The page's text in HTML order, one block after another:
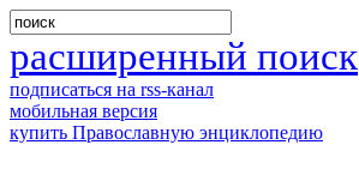
расширенный поиск
подписаться на rss-канал
мобильная версия
купить Православную энциклопедию